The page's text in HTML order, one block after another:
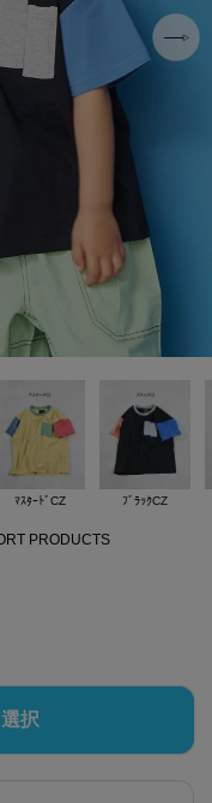
ﾏｽﾀｰﾄﾞCZ ﾌﾞﾗｯｸCZ
PRODUCTS
択